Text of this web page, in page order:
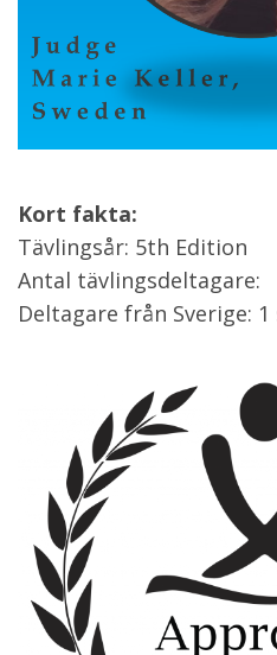
Kort fakta:
Tävlingsår: 5th Edition
Antal tävlingsdeltagare:
Deltagare från Sverige: